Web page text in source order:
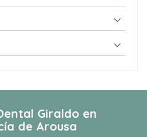
Giraldo en
de Arousa